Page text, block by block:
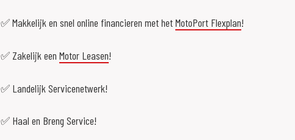
✅ Makkelijk en snel online financieren met hetMotoPort Flexplan!
✅ Zakelijk een Motor Leasen!
✅ Landelijk Servicenetwerk!
✅ Haal en Breng Service!